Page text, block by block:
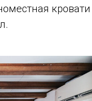
кровати